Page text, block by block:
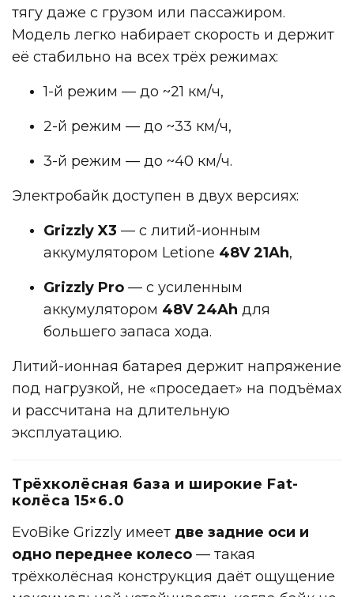
тягу даже с грузом или пассажиром.
Модель легко набирает скорость и держит
её стабильно на всех трёх режимах:
1-й режим — до ~21 км/ч,
2-й режим — до ~33 км/ч,
3-й режим — до ~40 км/ч.
Электробайк доступен в двух версиях:
Grizzly X3 — с литий-ионным
аккумулятором Letione 48V 21Ah,
Grizzly Pro — с усиленным
аккумулятором 48V 24Ah для
большего запаса хода.
Литий-ионная батарея держит напряжение
под нагрузкой, не «проседает» на подъёмах
и рассчитана на длительную
эксплуатацию.
Трёхколёсная база и широкие Fat-
колёса 15×6.0
EvoBike Grizzly имеет две задние оси и
одно переднее колесо — такая
трёхколёсная конструкция даёт ощущение